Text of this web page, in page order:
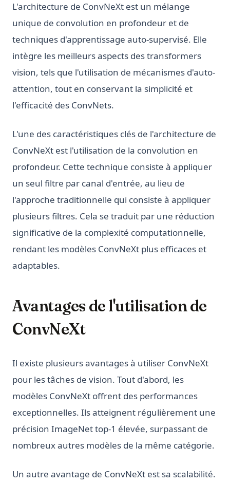
L'architecture de ConvNeXt est un mélange
unique de convolution en profondeur et de
techniques d'apprentissage auto-supervisé. Elle
intègre les meilleurs aspects des transformers
vision, tels que l'utilisation de mécanismes d'auto-
attention, tout en conservant la simplicité et
l'efficacité des ConvNets.
L'une des caractéristiques clés de l'architecture de
ConvNeXt est l'utilisation de la convolution en
profondeur. Cette technique consiste à appliquer
un seul filtre par canal d'entrée, au lieu de
l'approche traditionnelle qui consiste à appliquer
plusieurs filtres. Cela se traduit par une réduction
significative de la complexité computationnelle,
rendant les modèles ConvNeXt plus efficaces et
adaptables.
Avantages de l'utilisation de
ConvNeXt
Il existe plusieurs avantages à utiliser ConvNeXt
pour les tâches de vision. Tout d'abord, les
modèles ConvNeXt offrent des performances
exceptionnelles. Ils atteignent régulièrement une
précision ImageNet top-1 élevée, surpassant de
nombreux autres modèles de la même catégorie.
Un autre avantage de ConvNeXt est sa scalabilité.